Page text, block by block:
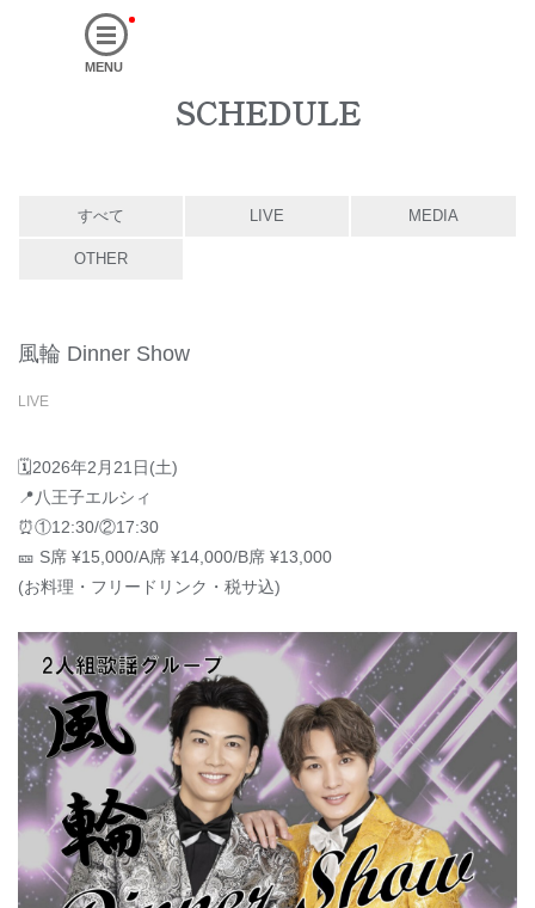
MENU
SCHEDULE
すべて LIVE MEDIA
OTHER
風輪 Dinner Show
LIVE
🗓2026年2月21日(土)
📍八王子エルシィ
⏰①12:30/②17:30
🎫 S席 ¥15,000/A席 ¥14,000/B席 ¥13,000
(お料理・フリードリンク・税サ込)